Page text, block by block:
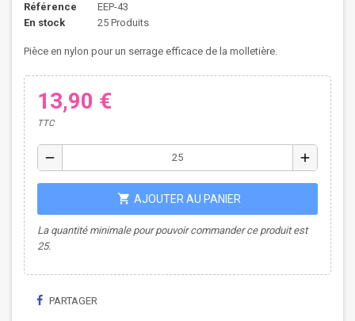
Référence
EEP-43
En stock
25 Produits
Pièce en nylon pour un serrage efficace de la molletière.
13,90 €
TTC
remove add
shopping_cart AJOUTER AU PANIER
La quantité minimale pour pouvoir commander ce produit est
25.
PARTAGER